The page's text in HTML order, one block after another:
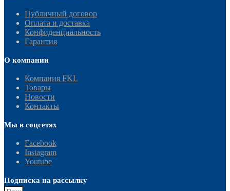
Публичный договор
Оплата и доставка
Конфиденциальность
Гарантия
О компании
Компания FKL
Товары
Новости
Контакты
Мы в соцсетях
Facebook
Instagram
Youtube
Подписка на рассылку